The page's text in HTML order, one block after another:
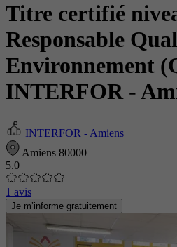
Titre certifié
Responsable
Environnement
INTERFOR -
INTERFOR - Amiens
Amiens 80000
5.0
1 avis
Je m’informe gratuitement